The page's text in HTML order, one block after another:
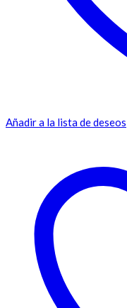
Añadir a la lista de deseos